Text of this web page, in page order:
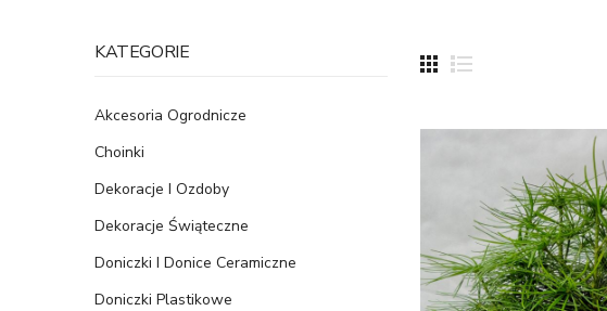
KATEGORIE
Akcesoria Ogrodnicze
Choinki
Dekoracje I Ozdoby
Dekoracje Świąteczne
Doniczki I Donice Ceramiczne
Doniczki Plastikowe